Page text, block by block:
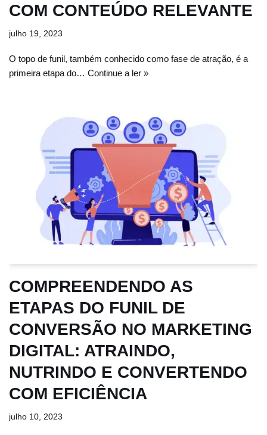
COM CONTEÚDO RELEVANTE
julho 19, 2023
O topo de funil, também conhecido como fase de atração, é a
primeira etapa do… Continue a ler »
COMPREENDENDO AS
ETAPAS DO FUNIL DE
CONVERSÃO NO MARKETING
DIGITAL: ATRAINDO,
NUTRINDO E CONVERTENDO
COM EFICIÊNCIA
julho 10, 2023